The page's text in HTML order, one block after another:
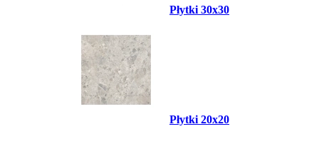
Płytki 30x30
Płytki 20x20